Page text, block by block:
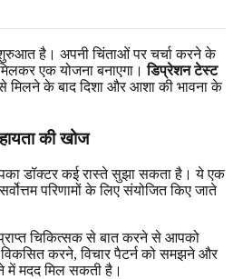
है। अपनी चिंताओं पर चर्चा करने के
एक योजना बनाएगा।डिप्रेशन टेस्ट
मिलने के बाद दिशा और आशा की भावना के
की खोज
डॉक्टर कई रास्ते सुझा सकता है। ये एक
परिणामों के लिए संयोजित किए जाते
चिकित्सक से बात करने से आपको
विकसित करने, विचार पैटर्न को समझने और
में मदद मिल सकती है।